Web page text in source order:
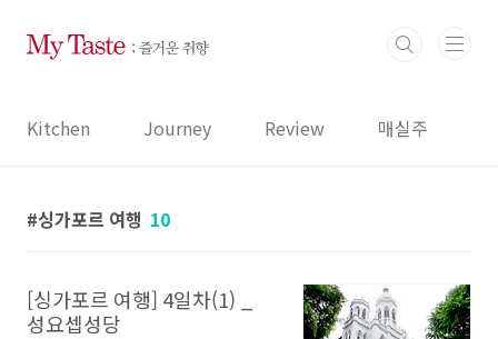
Kitchen Journey Review 매실주
싱가포르 여행 10
[싱가포르 여행] 4일차(1) _
성요셉성당